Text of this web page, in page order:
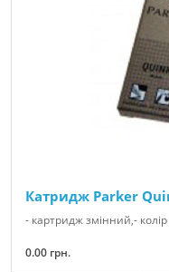
Катридж Parker
- картридж змінний,- колір
0.00 грн.